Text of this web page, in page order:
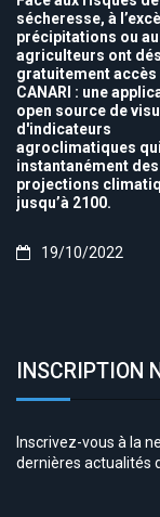
sécheresse, à
précipitations ou
agriculteurs ont
gratuitement accès
CANARI : une
open source de
d'indicateurs
agroclimatiques
instantanément des
projections
jusqu’à 2100.
19/10/2022
INSCRIPTION
Inscrivez-vous à la
dernières actualités